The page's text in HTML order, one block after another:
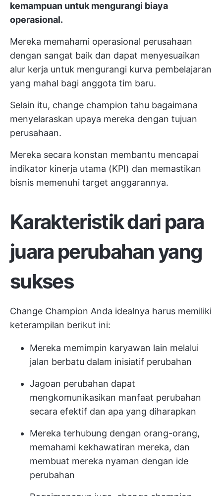
kemampuan untuk mengurangi biaya
operasional.
Mereka memahami operasional perusahaan
dengan sangat baik dan dapat menyesuaikan
alur kerja untuk mengurangi kurva pembelajaran
yang mahal bagi anggota tim baru.
Selain itu, change champion tahu bagaimana
menyelaraskan upaya mereka dengan tujuan
perusahaan.
Mereka secara konstan membantu mencapai
indikator kinerja utama (KPI) dan memastikan
bisnis memenuhi target anggarannya.
Karakteristik dari para
juara perubahan yang
sukses
Change Champion Anda idealnya harus memiliki
keterampilan berikut ini:
Mereka memimpin karyawan lain melalui
jalan berbatu dalam inisiatif perubahan
Jagoan perubahan dapat
mengkomunikasikan manfaat perubahan
secara efektif dan apa yang diharapkan
Mereka terhubung dengan orang-orang,
memahami kekhawatiran mereka, dan
membuat mereka nyaman dengan ide
perubahan